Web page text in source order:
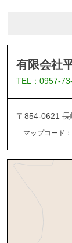
有限会社
TEL：0957-
〒854-0621 長
マップコード